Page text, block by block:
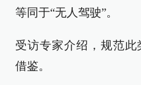
等同于“无人驾驶”。
受访专家介绍，规范
借鉴。